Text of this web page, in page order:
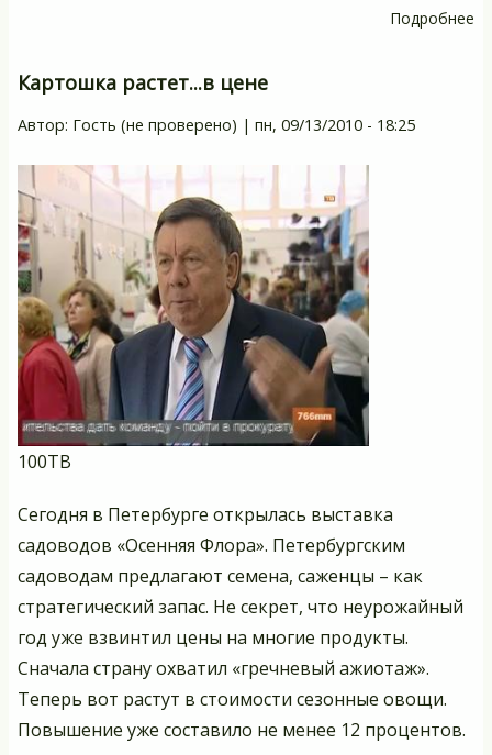
Подробнее
Картошка растет...в цене
Автор: Гость (не проверено) | пн, 09/13/2010 - 18:25
100ТВ
Сегодня в Петербурге открылась выставка
садоводов «Осенняя Флора». Петербургским
садоводам предлагают семена, саженцы – как
стратегический запас. Не секрет, что неурожайный
год уже взвинтил цены на многие продукты.
Сначала страну охватил «гречневый ажиотаж».
Теперь вот растут в стоимости сезонные овощи.
Повышение уже составило не менее 12 процентов.